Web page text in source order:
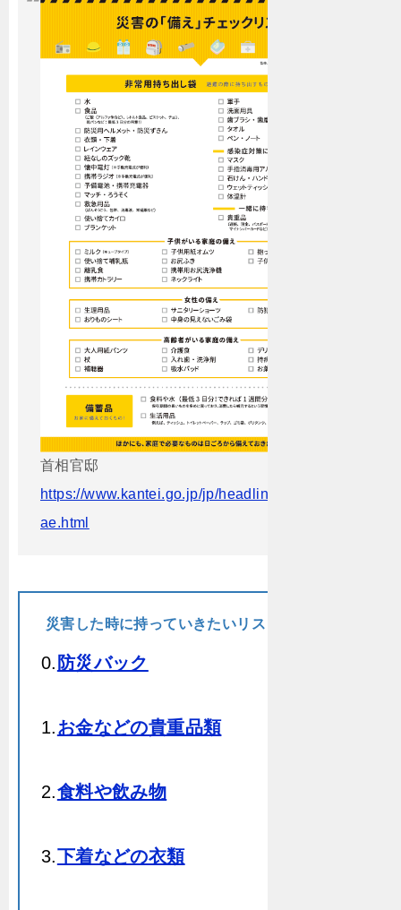
首相官邸
https://www.kantei.go.jp/jp/headline/bousai/son
ae.html
災害した時に持っていきたいリスト
0. 防災バック
1.お金などの貴重品類
2.食料や飲み物
3.下着などの衣類